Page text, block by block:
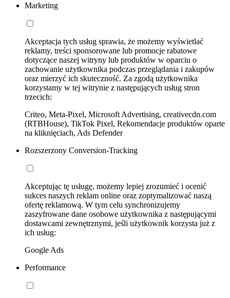
Marketing
Akceptacja tych usług sprawia, że możemy wyświetlać
reklamy, treści sponsorowane lub promocje rabatowe
dotyczące naszej witryny lub produktów w oparciu o
zachowanie użytkownika podczas przeglądania i zakupów
oraz mierzyć ich skuteczność. Za zgodą użytkownika
korzystamy w tej witrynie z następujących usług stron
trzecich:
Criteo, Meta-Pixel, Microsoft Advertising, creativecdn.com
(RTBHouse), TikTok Pixel, Rekomendacje produktów oparte
na kliknięciach, Ads Defender
Rozszerzony Conversion-Tracking
Akceptując tę usługę, możemy lepiej zrozumieć i ocenić
sukces naszych reklam online oraz zoptymalizować naszą
ofertę reklamową. W tym celu synchronizujemy
zaszyfrowane dane osobowe użytkownika z następującymi
dostawcami zewnętrznymi, jeśli użytkownik korzysta już z
ich usług:
Google Ads
Performance